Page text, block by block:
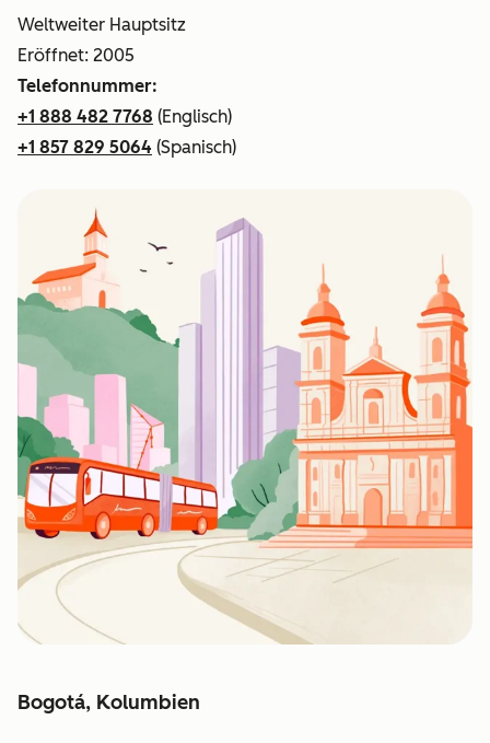
Weltweiter Hauptsitz
Eröffnet: 2005
Telefonnummer:
+1 888 482 7768 (Englisch)
+1 857 829 5064 (Spanisch)
Bogotá, Kolumbien